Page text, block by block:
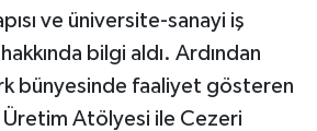
ve üniversite-sanayi iş
bilgi aldı. Ardından
bünyesinde faaliyet gösteren
Üretim Atölyesi ile Cezeri